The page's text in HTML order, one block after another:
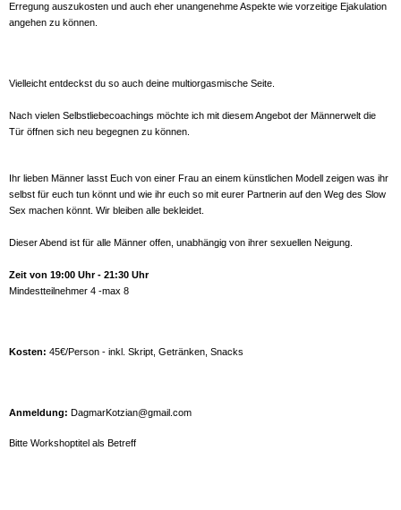
Erregung auszukosten und auch eher unangenehme Aspekte wie vorzeitige Ejakulation
angehen zu können.
Vielleicht entdeckst du so auch deine multiorgasmische Seite.
Nach vielen Selbstliebecoachings möchte ich mit diesem Angebot der Männerwelt die
Tür öffnen sich neu begegnen zu können.
Ihr lieben Männer lasst Euch von einer Frau an einem künstlichen Modell zeigen was ihr
selbst für euch tun könnt und wie ihr euch so mit eurer Partnerin auf den Weg des Slow
Sex machen könnt. Wir bleiben alle bekleidet.
Dieser Abend ist für alle Männer offen, unabhängig von ihrer sexuellen Neigung.
Zeit von 19:00 Uhr - 21:30 Uhr
Mindestteilnehmer 4 -max 8
Kosten: 45€/Person - inkl. Skript, Getränken, Snacks
Anmeldung: DagmarKotzian@gmail.com
Bitte Workshoptitel als Betreff